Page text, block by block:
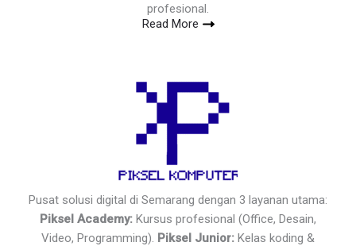
profesional.
Read More
Pusat solusi digital di Semarang dengan 3 layanan utama:
Piksel Academy: Kursus profesional (Office, Desain,
Video, Programming). Piksel Junior: Kelas koding &